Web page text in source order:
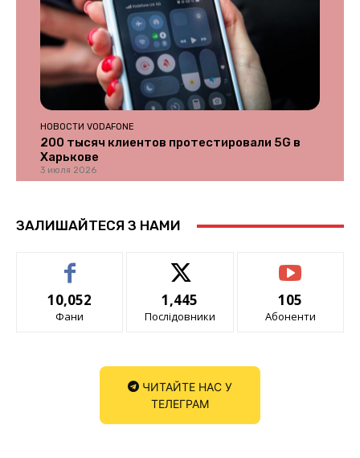
НОВОСТИ VODAFONE
200 тысяч клиентов протестировали 5G в
Харькове
3 июля 2026
ЗАЛИШАЙТЕСЯ З НАМИ
10,052
Фани
1,445
Послідовники
105
Абоненти
ЧИТАЙТЕ НАС У
ТЕЛЕГРАМ